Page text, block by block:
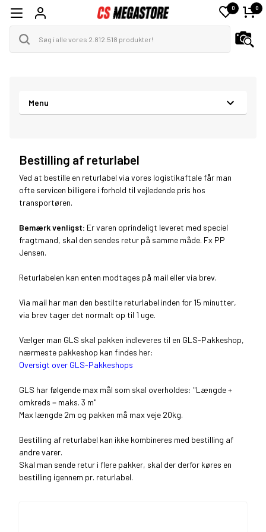
0 0
Menu
Bestilling af returlabel
Ved at bestille en returlabel via vores logistikaftale får man
ofte servicen billigere i forhold til vejledende pris hos
transportøren.
Bemærk venligst: Er varen oprindeligt leveret med speciel
fragtmand, skal den sendes retur på samme måde. Fx PP
Jensen.
Returlabelen kan enten modtages på mail eller via brev.
Via mail har man den bestilte returlabel inden for 15 minutter,
via brev tager det normalt op til 1 uge.
Vælger man GLS skal pakken indleveres til en GLS-Pakkeshop,
nærmeste pakkeshop kan findes her:
Oversigt over GLS-Pakkeshops
GLS har følgende max mål som skal overholdes: "Længde +
omkreds = maks. 3 m"
Max længde 2m og pakken må max veje 20kg.
Bestilling af returlabel kan ikke kombineres med bestilling af
andre varer.
Skal man sende retur i flere pakker, skal der derfor køres en
bestilling igennem pr. returlabel.